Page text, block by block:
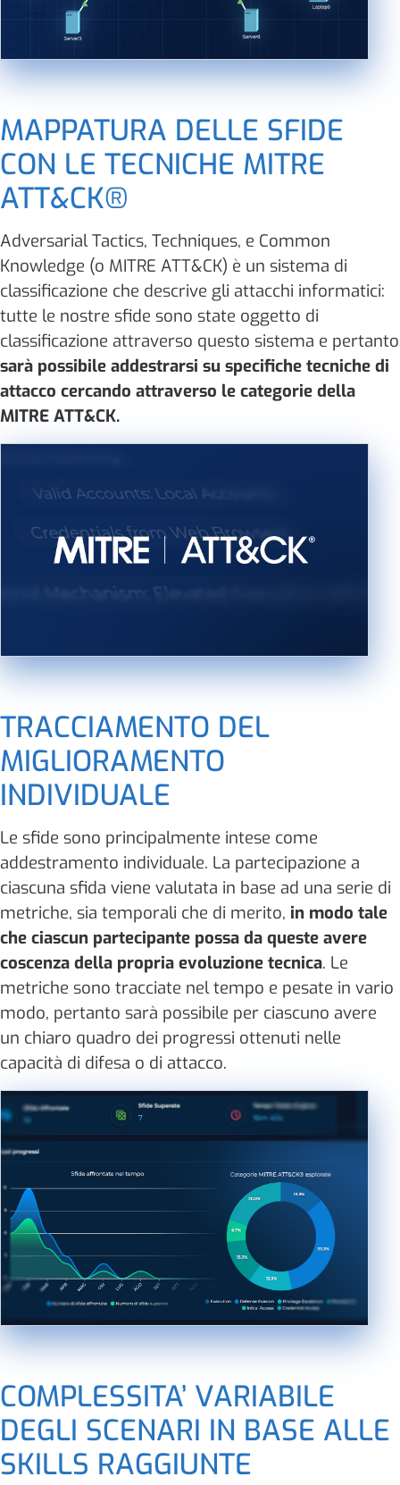
MAPPATURA DELLE SFIDE
CON LE TECNICHE MITRE
ATT&CK®
Adversarial Tactics, Techniques, e Common
Knowledge (o MITRE ATT&CK) è un sistema di
classificazione che descrive gli attacchi informatici:
tutte le nostre sfide sono state oggetto di
classificazione attraverso questo sistema e pertanto
sarà possibile addestrarsi su specifiche tecniche di
attacco cercando attraverso le categorie della
MITRE ATT&CK.
TRACCIAMENTO DEL
MIGLIORAMENTO
INDIVIDUALE
Le sfide sono principalmente intese come
addestramento individuale. La partecipazione a
ciascuna sfida viene valutata in base ad una serie di
metriche, sia temporali che di merito, in modo tale
che ciascun partecipante possa da queste avere
coscenza della propria evoluzione tecnica. Le
metriche sono tracciate nel tempo e pesate in vario
modo, pertanto sarà possibile per ciascuno avere
un chiaro quadro dei progressi ottenuti nelle
capacità di difesa o di attacco.
COMPLESSITA’ VARIABILE
DEGLI SCENARI IN BASE ALLE
SKILLS RAGGIUNTE